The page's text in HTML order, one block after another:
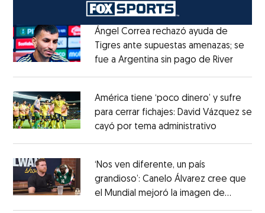
Ángel Correa rechazó ayuda de
Tigres ante supuestas amenazas; se
fue a Argentina sin pago de RiverOpens
América tiene ‘poco dinero’ y sufre
para cerrar fichajes: David Vázquez se
cayó por tema administrativo
‘Nos ven diferente, un país
grandioso’: Canelo Álvarez cree que
el Mundial mejoró la imagen de